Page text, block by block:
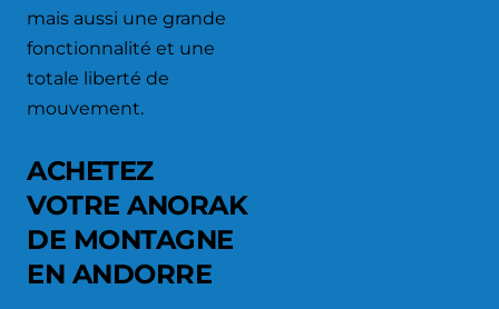
mais aussi une grande
fonctionnalité et une
totale liberté de
mouvement.
ACHETEZ
VOTRE ANORAK
DE MONTAGNE
EN ANDORRE